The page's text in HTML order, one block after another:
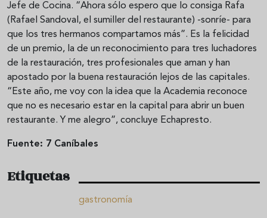
Jefe de Cocina. “Ahora sólo espero que lo consiga Rafa
(Rafael Sandoval, el sumiller del restaurante) -sonríe- para
que los tres hermanos compartamos más”. Es la felicidad
de un premio, la de un reconocimiento para tres luchadores
de la restauración, tres profesionales que aman y han
apostado por la buena restauración lejos de las capitales.
“Este año, me voy con la idea que la Academia reconoce
que no es necesario estar en la capital para abrir un buen
restaurante. Y me alegro”, concluye Echapresto.
Fuente: 7 Caníbales
Etiquetas
gastronomía